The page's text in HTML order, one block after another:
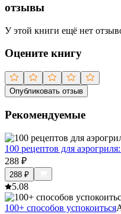
отзывы
У этой книги ещё нет
Оцените книгу
Опубликовать отзыв
Рекомендуемые
100 рецептов для
288 ₽
288 ₽
5.08
100+ способов успокоиться